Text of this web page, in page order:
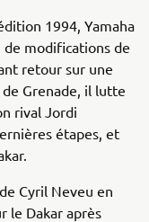
1994, Yamaha
modifications de
retour sur une
Grenade, il lutte
rival Jordi
étapes, et
Cyril Neveu en
le Dakar après